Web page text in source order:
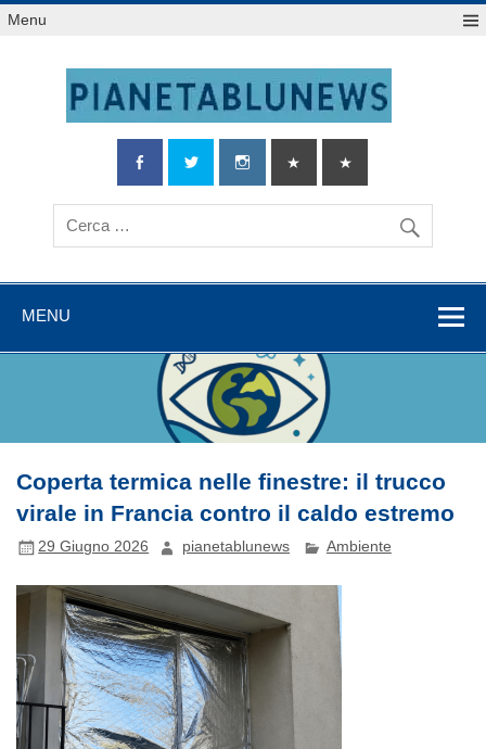
Salta
alMenu
MENU
Coperta termica nelle finestre: il trucco
virale in Francia contro il caldo estremo
29 Giugno 2026 pianetablunews Ambiente